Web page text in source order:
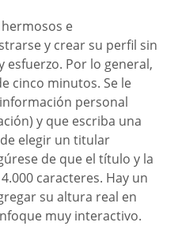
e
y crear su perfil sin
Por lo general,
cinco minutos. Se le
personal
y que escriba una
elegir un titular
de que el título y la
caracteres. Hay un
su altura real en
muy interactivo.